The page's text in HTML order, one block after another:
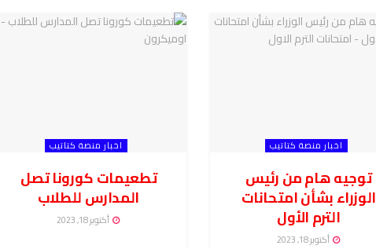
اخبار منصة كتاتيب
توجيه هام من رئيس
الوزراء بشأن امتحانات
الترم الأول
أكتوبر 18, 2023
اخبار منصة كتاتيب
تطعيمات كورونا تصل
المدارس للطلاب
أكتوبر 18, 2023